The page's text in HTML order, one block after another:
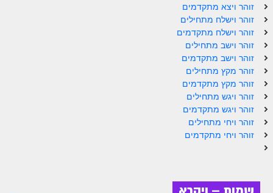
הזוהר הקדוש מקץ מתחילים
הזוהר הקדוש מקץ מתקדמים
הזוהר הקדוש ויגש מתחילים
הזוהר הקדוש ויגש מתקדמים
הזוהר הקדוש ויחי מתחילים
הזוהר הקדוש ויחי מתקדמים
ספר הזוהר – שמות
הזוהר הקדוש שמות מתקדמים
זוהר ויצא מתקדמים
זוהר וישלח מתחילים
זוהר וישלח מתקדמים
זוהר וישב מתחילים
זוהר וישב מתקדמים
זוהר מקץ מתחילים
זוהר מקץ מתקדמים
זוהר ויגש מתחילים
זוהר ויגש מתקדמים
זוהר ויחי מתחילים
זוהר ויחי מתקדמים